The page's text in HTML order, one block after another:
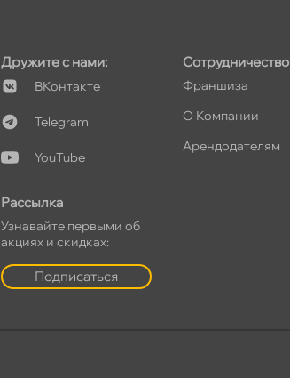
Дружите с нами:
Контакте
Telegram
YouTube
Рассылка
Узнавайте первыми о
акциях и скидках:
Подписаться
Сотрудничество
Франшиза
О Компании
Арендодателям